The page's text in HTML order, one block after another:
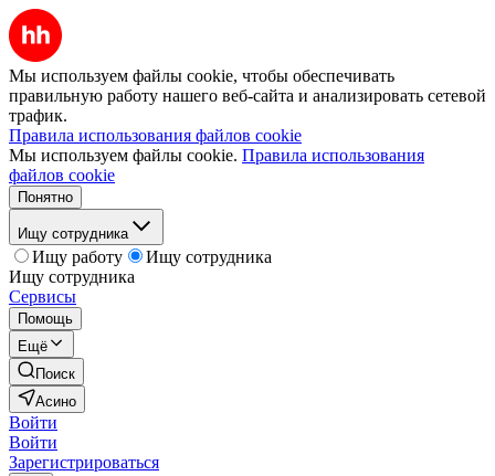
Мы используем файлы cookie, чтобы обеспечивать
правильную работу нашего веб-сайта и анализировать сетевой
трафик.
Правила использования файлов cookie
Мы используем файлы cookie. Правила использования
файлов cookie
Понятно
Ищу сотрудника
Ищу работу
Ищу сотрудника
Ищу сотрудника
Сервисы
Помощь
Ещё
Поиск
Асино
Войти
Войти
Зарегистрироваться